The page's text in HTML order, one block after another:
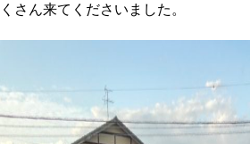
くさん来てくださいました。